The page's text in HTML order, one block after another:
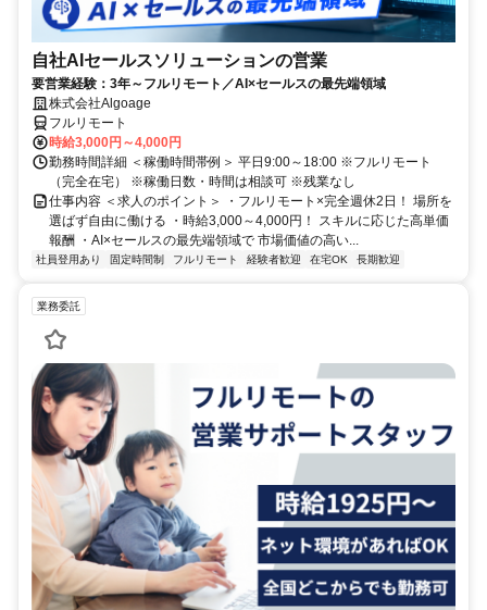
自社AIセールスソリューションの営業
要営業経験：3年～フルリモート／AI×セールスの最先端領域
株式会社Algoage
フルリモート
時給3,000円～4,000円
勤務時間詳細 ＜稼働時間帯例＞ 平日9:00～18:00 ※フルリモート
（完全在宅） ※稼働日数・時間は相談可 ※残業なし
仕事内容 ＜求人のポイント＞ ・フルリモート×完全週休2日！ 場所を
選ばず自由に働ける ・時給3,000～4,000円！ スキルに応じた高単価
報酬 ・AI×セールスの最先端領域で 市場価値の高い...
社員登用あり 固定時間制 フルリモート 経験者歓迎 在宅OK 長期歓迎
業務委託